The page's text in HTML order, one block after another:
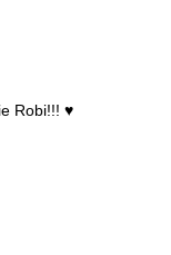
Robi!!! ♥